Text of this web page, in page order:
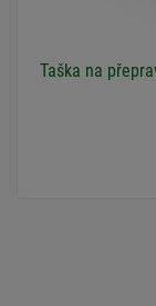
Taška na